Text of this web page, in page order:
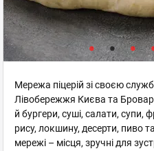
Мережа піцерій зі своєю
Лівобережжя Києва та
й бургери, суші, салати, супи,
рису, локшину, десерти, пиво та
мережі – місця, зручні для